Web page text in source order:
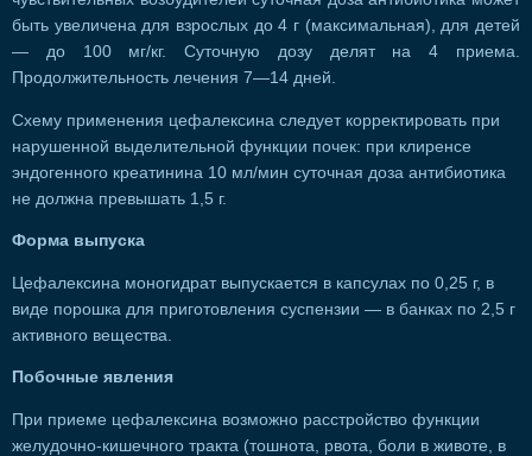
быть увеличена для взрослых до 4 г (максимальная), для детей
— до 100 мг/кг. Суточную дозу делят на 4 приема.
Продолжительность лечения 7—14 дней.
Схему применения цефалексина следует корректировать при
нарушенной выделительной функции почек: при клиренсе
эндогенного креатинина 10 мл/мин суточная доза антибиотика
не должна превышать 1,5 г.
Форма выпуска
Цефалексина моногидрат выпускается в капсулах по 0,25 г, в
виде порошка для приготовления суспензии — в банках по 2,5 г
активного вещества.
Побочные явления
При приеме цефалексина возможно расстройство функции
желудочно-кишечного тракта (тошнота, рвота, боли в животе, в